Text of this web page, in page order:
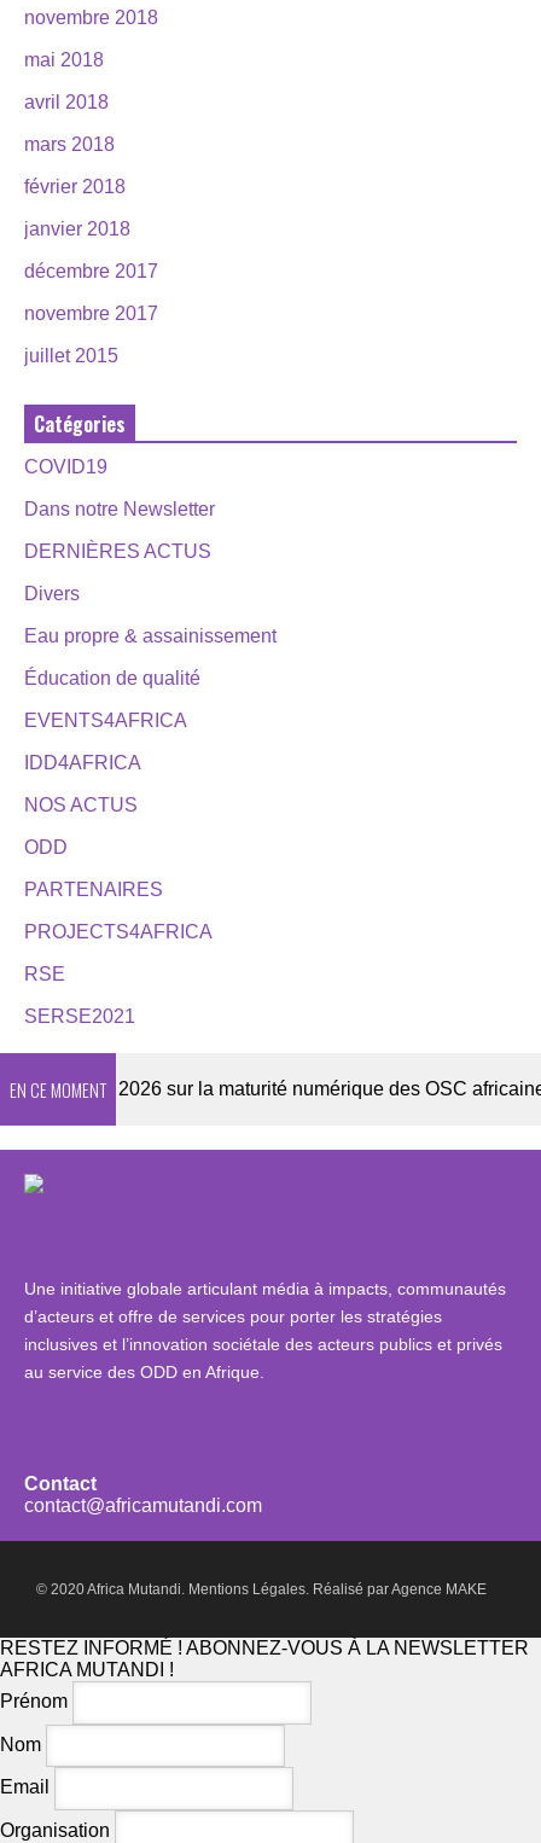
novembre 2018
mai 2018
avril 2018
mars 2018
février 2018
janvier 2018
décembre 2017
novembre 2017
juillet 2015
Catégories
COVID19
Dans notre Newsletter
DERNIÈRES ACTUS
Divers
Eau propre & assainissement
Éducation de qualité
EVENTS4AFRICA
IDD4AFRICA
NOS ACTUS
ODD
PARTENAIRES
PROJECTS4AFRICA
RSE
SERSE2021
EN CE MOMENT2026 sur la maturité numérique des OSC africaines
Une initiative globale articulant média à impacts, communautés
d’acteurs et offre de services pour porter les stratégies
inclusives et l’innovation sociétale des acteurs publics et privés
au service des ODD en Afrique.
Contact
contact@africamutandi.com
© 2020 Africa Mutandi. Mentions Légales. Réalisé parAgence MAKE
RESTEZ INFORMÉ ! ABONNEZ-VOUS À LA NEWSLETTER
AFRICA MUTANDI !
Prénom
Nom
Email
Organisation